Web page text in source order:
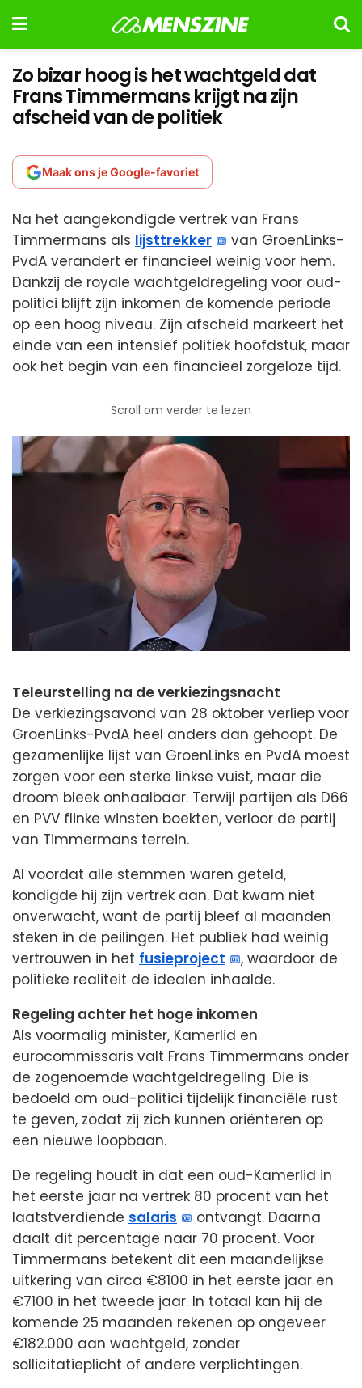
Zo bizar hoog is het wachtgeld dat
Frans Timmermans krijgt na zijn
afscheid van de politiek
Maak ons je Google-favoriet
Na het aangekondigde vertrek van Frans
Timmermans als lijsttrekker
van GroenLinks-
PvdA verandert er financieel weinig voor hem.
Dankzij de royale wachtgeldregeling voor oud-
politici blijft zijn inkomen de komende periode
op een hoog niveau. Zijn afscheid markeert het
einde van een intensief politiek hoofdstuk, maar
ook het begin van een financieel zorgeloze tijd.
Scroll om verder te lezen
Teleurstelling na de verkiezingsnacht
De verkiezingsavond van 28 oktober verliep voor
GroenLinks-PvdA heel anders dan gehoopt. De
gezamenlijke lijst van GroenLinks en PvdA moest
zorgen voor een sterke linkse vuist, maar die
droom bleek onhaalbaar. Terwijl partijen als D66
en PVV flinke winsten boekten, verloor de partij
van Timmermans terrein.
Al voordat alle stemmen waren geteld,
kondigde hij zijn vertrek aan. Dat kwam niet
onverwacht, want de partij bleef al maanden
steken in de peilingen. Het publiek had weinig
vertrouwen in het fusieproject
, waardoor de
politieke realiteit de idealen inhaalde.
Regeling achter het hoge inkomen
Als voormalig minister, Kamerlid en
eurocommissaris valt Frans Timmermans onder
de zogenoemde wachtgeldregeling. Die is
bedoeld om oud-politici tijdelijk financiële rust
te geven, zodat zij zich kunnen oriënteren op
een nieuwe loopbaan.
De regeling houdt in dat een oud-Kamerlid in
het eerste jaar na vertrek 80 procent van het
laatstverdiende salaris
ontvangt. Daarna
daalt dit percentage naar 70 procent. Voor
Timmermans betekent dit een maandelijkse
uitkering van circa €8100 in het eerste jaar en
€7100 in het tweede jaar. In totaal kan hij de
komende 25 maanden rekenen op ongeveer
€182.000 aan wachtgeld, zonder
sollicitatieplicht of andere verplichtingen.